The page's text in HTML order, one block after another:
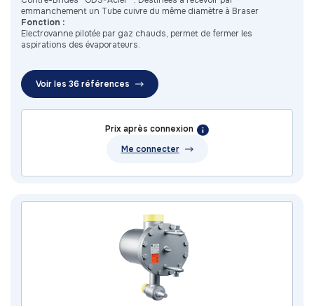
emmanchement un Tube cuivre du même diamètre à Braser
Fonction :
Electrovanne pilotée par gaz chauds, permet de fermer les
aspirations des évaporateurs.
Voir les 36 références
Prix après connexion
Me connecter